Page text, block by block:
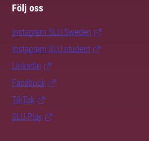
Följ oss
Instagram SLU.Sweden
Instagram SLU.student
LinkedIn
Facebook
TikTok
SLU Play